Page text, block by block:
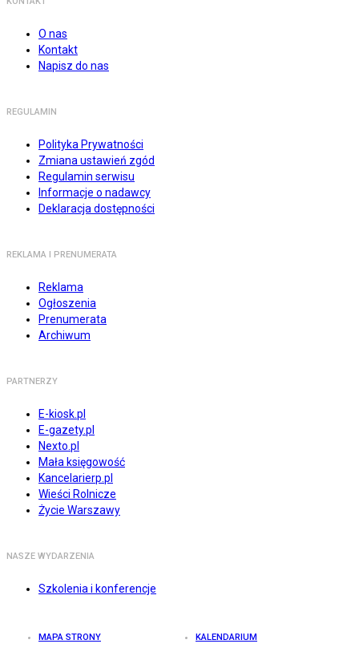
O nas
Kontakt
Napisz do nas
REGULAMIN
Polityka Prywatności
Zmiana ustawień zgód
Regulamin serwisu
Informacje o nadawcy
Deklaracja dostępności
REKLAMA I PRENUMERATA
Reklama
Ogłoszenia
Prenumerata
Archiwum
PARTNERZY
E-kiosk.pl
E-gazety.pl
Nexto.pl
Mała księgowość
Kancelarierp.pl
Wieści Rolnicze
Życie Warszawy
NASZE WYDARZENIA
Szkolenia i konferencje
MAPA STRONY KALENDARIUM